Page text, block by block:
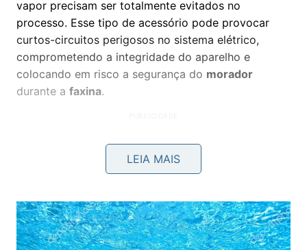
vapor precisam ser totalmente evitados no
processo. Esse tipo de acessório pode provocar
curtos-circuitos perigosos no sistema elétrico,
comprometendo a integridade do aparelho e
colocando em risco a segurança do morador
durante a faxina.
LEIA MAIS